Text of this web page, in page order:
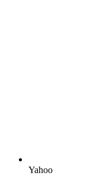
Yahoo